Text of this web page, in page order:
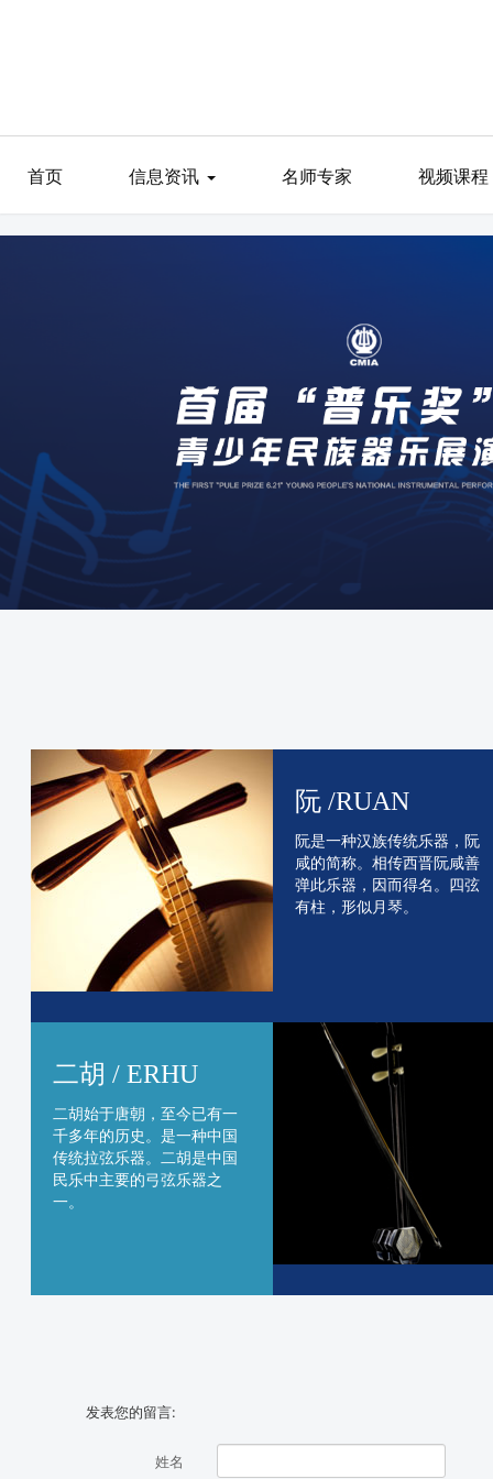
首页 信息资讯 名师专家 视频课程
阮 /RUAN
阮是一种汉族传统乐器，阮
咸的简称。相传西晋阮咸善
弹此乐器，因而得名。四弦
有柱，形似月琴。
二胡 / ERHU
二胡始于唐朝，至今已有一
千多年的历史。是一种中国
传统拉弦乐器。二胡是中国
民乐中主要的弓弦乐器之
一。
发表您的留言:
姓名